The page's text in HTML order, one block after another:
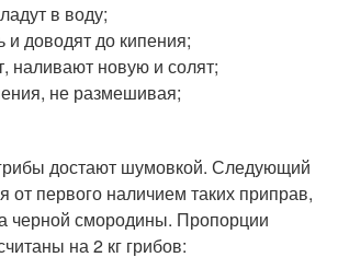
в воду;
и доводят до кипения;
наливают новую и солят;
не размешивая;
достают шумовкой. Следующий
от первого наличием таких приправ,
черной смородины. Пропорции
на 2 кг грибов: